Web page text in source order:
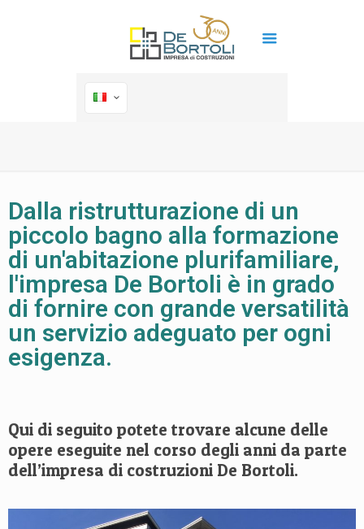
Dalla ristrutturazione di un
piccolo bagno alla formazione
di un'abitazione plurifamiliare,
l'impresa De Bortoli è in grado
di fornire con grande versatilità
un servizio adeguato per ogni
esigenza.
Qui di seguito potete trovare alcune delle
opere eseguite nel corso degli anni da parte
dell’impresa di costruzioni De Bortoli.